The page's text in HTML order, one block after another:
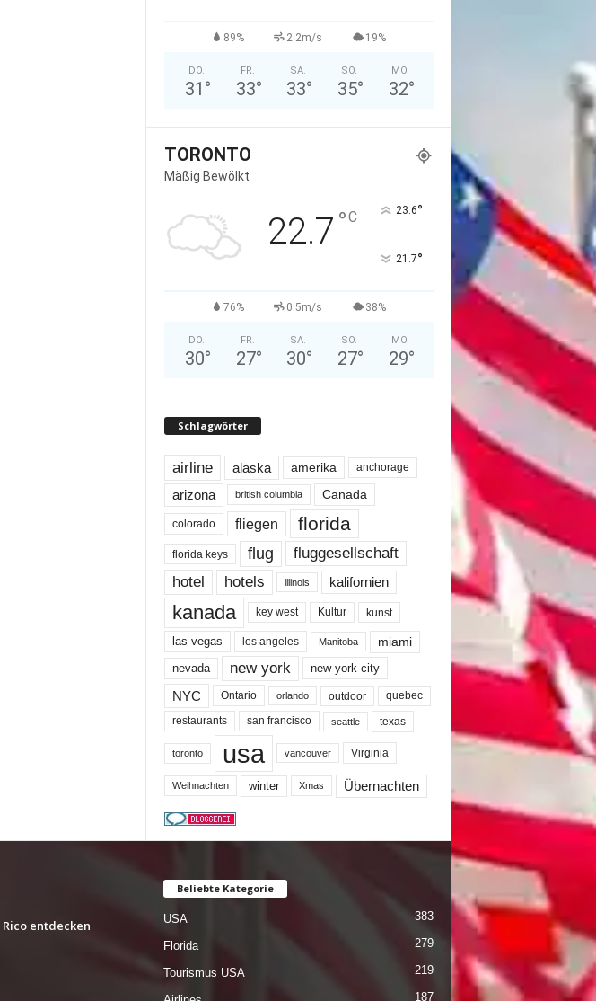
89% 2.2m/s 19%
DO.
31 °
FR.
33°
SA.
33°
SO.
35°
MO.
32°
TORONTO
Mäßig Bewölkt
22.7 °C 23.6°
21.7°
76% 0.5m/s 38%
DO.
30°
FR.
27°
SA.
30°
SO.
27°
MO.
29°
Schlagwörter
airline alaska amerika anchorage
arizona british columbia Canada
colorado fliegen florida
florida keys flug
fluggesellschaft
hotel
hotels illinois kalifornien
kanada key west Kultur kunst
las vegas los angeles Manitoba miami
nevada new york new york city
NYC Ontario orlando outdoor quebec
restaurants san francisco seattle texas
toronto usa vancouver Virginia
Weihnachten winter Xmas Übernachten
entdecken
Beliebte Kategorie
USA 383
Florida 279
Tourismus USA 219
187